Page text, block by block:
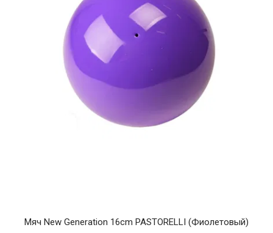
Мяч New Generation 16cm PASTORELLI (Фиолетовый)